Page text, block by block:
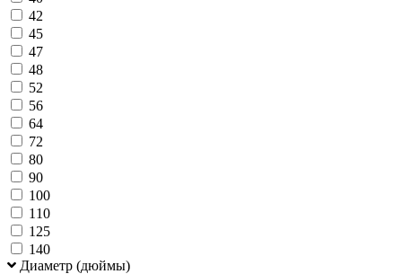
42
45
47
48
52
56
64
72
80
90
100
110
125
140
Диаметр (дюймы)